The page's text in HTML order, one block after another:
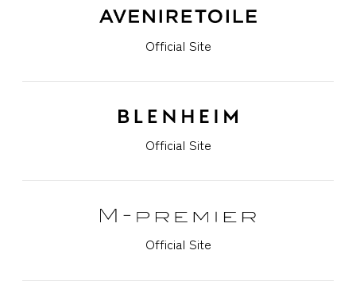
Official Site
Official Site
Official Site